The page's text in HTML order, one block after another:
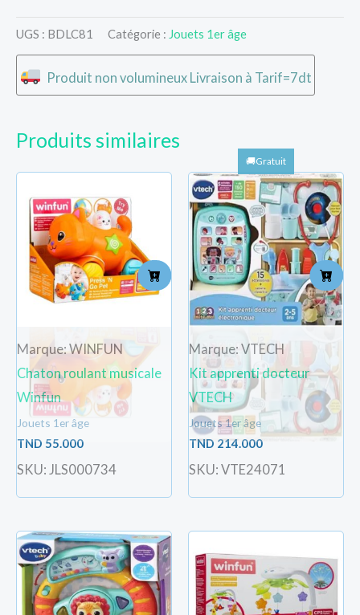
UGS : BDLC81 Catégorie : Jouets 1er âge
Produit non volumineux Livraison à Tarif=7dt
Produits similaires
Marque: WINFUN
Chaton roulant musicale
Winfun
Jouets 1er âge
TND 55.000
SKU: JLS000734
Marque: VTECH
Kit apprenti docteur
VTECH
Jouets 1er âge
TND 214.000
SKU: VTE24071